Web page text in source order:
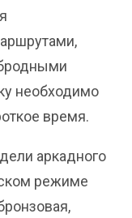
необходимо
время.
аркадного
режиме